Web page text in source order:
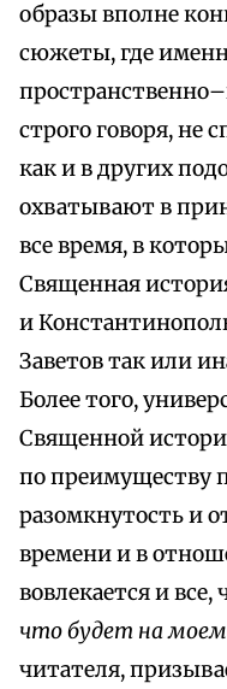
образы вполне
сюжеты, где
строго говоря, не
как и в других
охватывают в
все время, в
Священная
и
Заветов так или
Более того,
Священной
по преимуществу
разомкнутость и
времени и в
вовлекается и
что будет на моем
читателя,